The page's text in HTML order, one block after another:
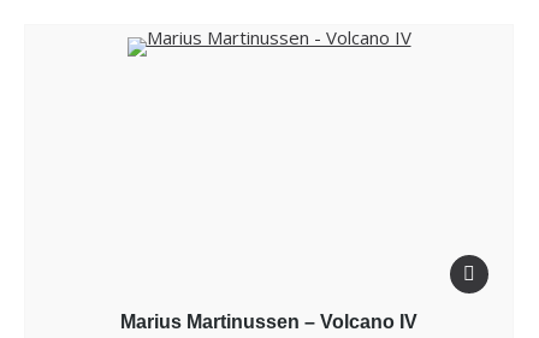
Marius Martinussen – Volcano IV